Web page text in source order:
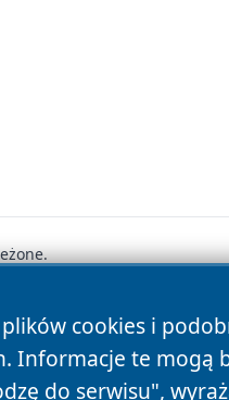
plików cookies i
Informacje te mogą
do serwisu",